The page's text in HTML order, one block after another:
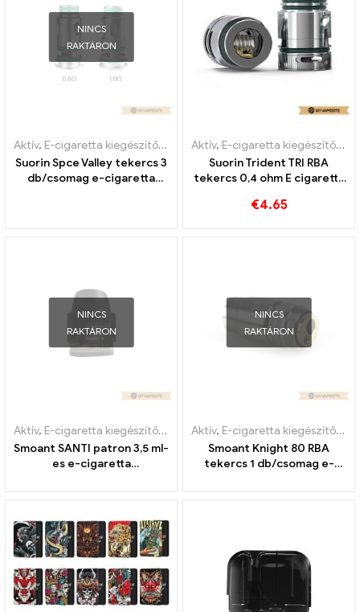
NINCS
RAKTÁRON
Aktív, E-cigaretta kiegészítők ,
Párologtató
Suorin Spce Valley tekercs 3
db/csomag e-cigaretta
Aktív, E-cigaretta kiegészítők ,
Suorin Trident TRI RBA
tekercs 0,4 ohm E cigaretta
€4.65
NINCS
RAKTÁRON
Aktív, E-cigaretta kiegészítők ,
Párologtató
Smoant SANTI patron 3,5 ml-
es e-cigaretta
NINCS
RAKTÁRON
Aktív, E-cigaretta kiegészítők ,
Smoant Knight 80 RBA
tekercs 1 db/csomag e-